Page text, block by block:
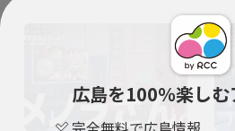
広島を100％楽し